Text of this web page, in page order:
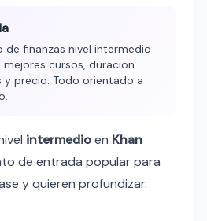
de finanzas nivel intermedio
mejores cursos, duracion
precio. Todo orientado a
intermedioen Khan
de entrada popular para
y quieren profundizar.